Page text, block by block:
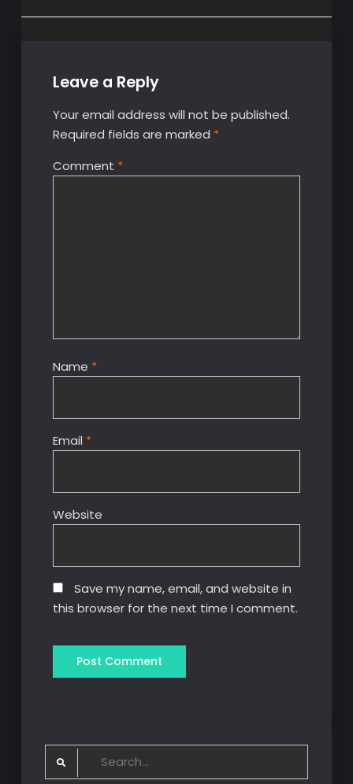
Leave a Reply
Your email address will not be published.
Required fields are marked *
Comment *
Name *
Email *
Website
Save my name, email, and website in
this browser for the next time I comment.
Search